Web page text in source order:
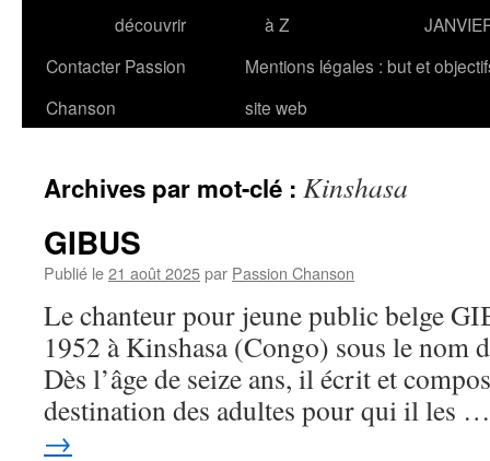
découvrir
à Z
Contacter Passion
Chanson
Mentions légales : but et
site web
Archives par mot-clé : Kinshasa
GIBUS
Publié le21 août 2025par Passion Chanson
Le chanteur pour jeune public belge
1952 à Kinshasa (Congo) sous le nom
Dès l’âge de seize ans, il écrit et
destination des adultes pour qui il les
→